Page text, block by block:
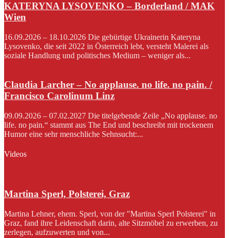
KATERYNA LYSOVENKO – Borderland / MAK
Wien
16.09.2026 – 18.10.2026 Die gebürtige Ukrainerin Kateryna
Lysovenko, die seit 2022 in Österreich lebt, versteht Malerei als
soziale Handlung und politisches Medium – weniger als...
Claudia Larcher – No applause. no life. no pain. /
Francisco Carolinum Linz
09.09.2026 – 07.02.2027 Die titelgebende Zeile „No applause. no
life. no pain.“ stammt aus The End und beschreibt mit trockenem
Humor eine sehr menschliche Sehnsucht:...
Videos
Martina Sperl, Polsterei, Graz
Martina Lehner, ehem. Sperl, von der "Martina Sperl Polsterei" in
Graz, fand ihre Leidenschaft darin, alte Sitzmöbel zu erwerben, zu
zerlegen, aufzuwerten und von...